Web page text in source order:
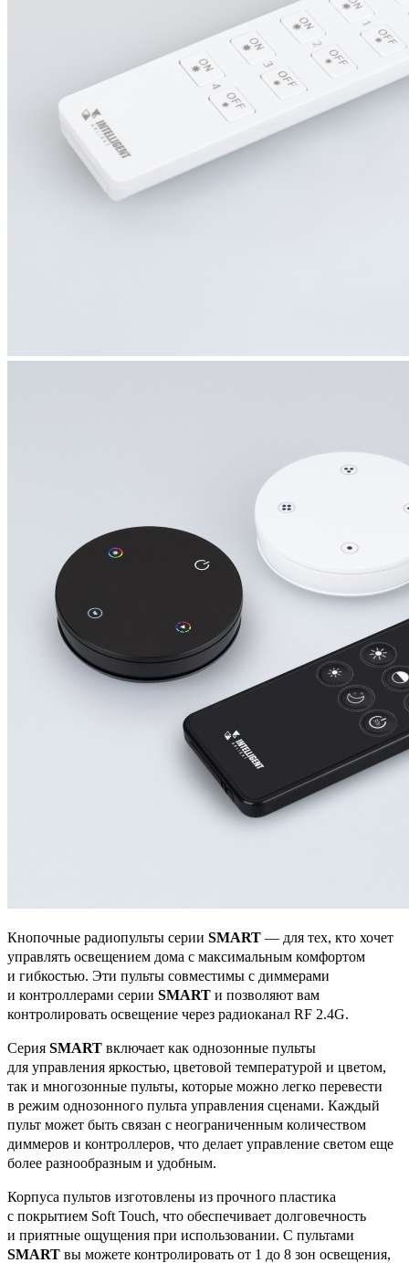
Кнопочные радиопульты серии SMART — для тех, кто хочет
управлять освещением дома с максимальным комфортом
и гибкостью. Эти пульты совместимы с диммерами
и контроллерами серии SMART и позволяют вам
контролировать освещение через радиоканал RF 2.4G.
Серия SMART включает как однозонные пульты
для управления яркостью, цветовой температурой и цветом,
так и многозонные пульты, которые можно легко перевести
в режим однозонного пульта управления сценами. Каждый
пульт может быть связан с неограниченным количеством
диммеров и контроллеров, что делает управление светом еще
более разнообразным и удобным.
Корпуса пультов изготовлены из прочного пластика
с покрытием Soft Touch, что обеспечивает долговечность
и приятные ощущения при использовании. С пультами
SMART вы можете контролировать от 1 до 8 зон освещения,